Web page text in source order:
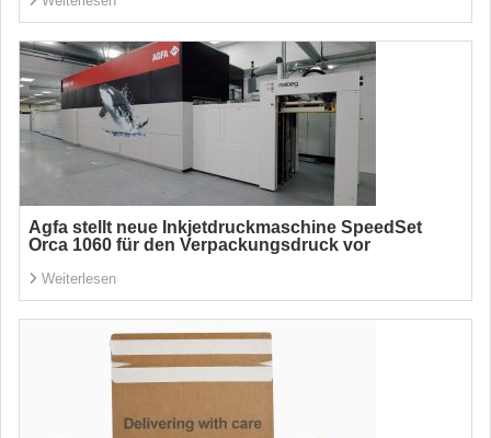
Agfa stellt neue Inkjetdruckmaschine SpeedSet
Orca 1060 für den Verpackungsdruck vor
Weiterlesen